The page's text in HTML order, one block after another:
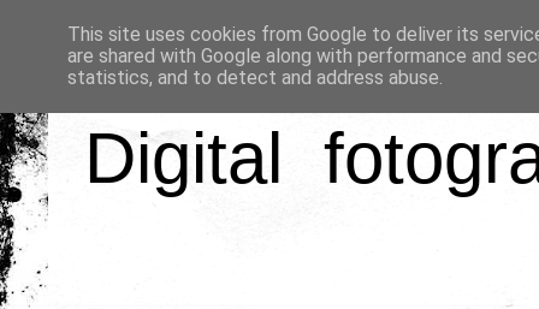
Digital
This site uses cookies from Google to deliver its
are shared with Google along with performance and
statistics, and to detect and address abuse.